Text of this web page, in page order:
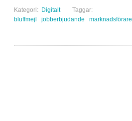
Kategori: Digitalt
Taggar:
bluffmejl
jobberbjudande marknadsförare